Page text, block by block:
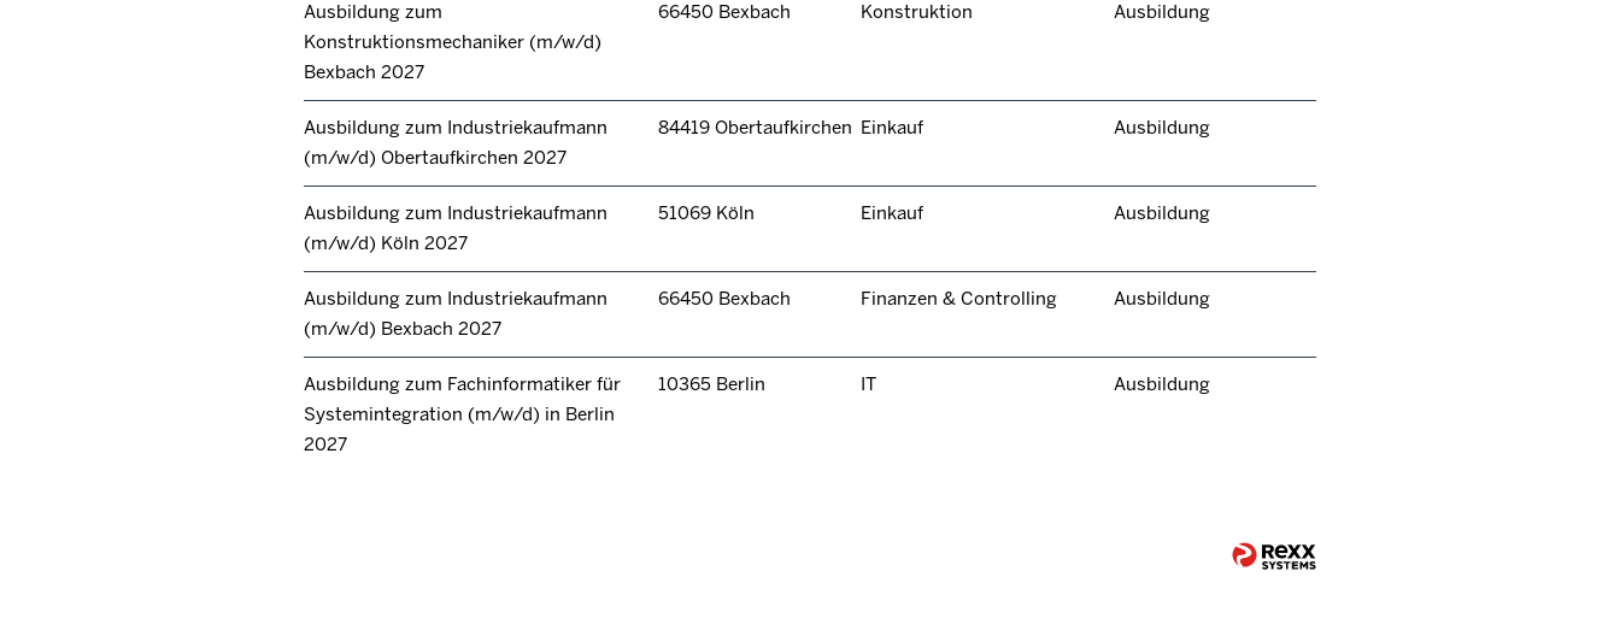
Ausbildung zum
Konstruktionsmechaniker (m/w/d)
Bexbach 2027
66450 Bexbach Konstruktion Ausbildung
Ausbildung zum Industriekaufmann
(m/w/d) Obertaufkirchen 2027
84419 Obertaufkirchen Einkauf Ausbildung
Ausbildung zum Industriekaufmann
(m/w/d) Köln 2027
51069 Köln Einkauf Ausbildung
Ausbildung zum Industriekaufmann
(m/w/d) Bexbach 2027
66450 Bexbach Finanzen & Controlling Ausbildung
Ausbildung zum Fachinformatiker für
Systemintegration (m/w/d) in Berlin
2027
10365 Berlin IT Ausbildung